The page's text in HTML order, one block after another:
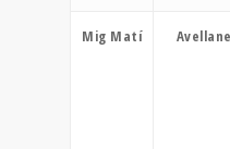
Mig Matí